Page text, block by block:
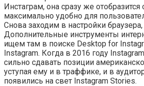
Инстаграм, она сразу же отобразится
максимально удобно для
Снова заходим в настройки
Дополнительные инструменты
ищем там в поиске Desktop for
Instagram. Когда в 2016 году
сильно сдавать позиции
уступая ему и в траффике, и в
появились на свет Instagram Stories.